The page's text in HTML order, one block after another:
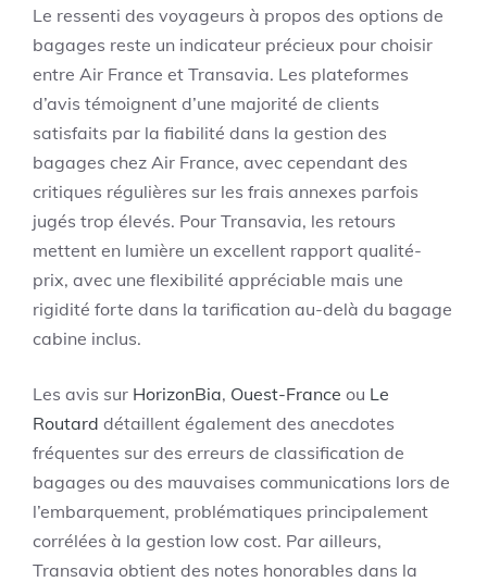
Le ressenti des voyageurs à propos des options de
bagages reste un indicateur précieux pour choisir
entre Air France et Transavia. Les plateformes
d’avis témoignent d’une majorité de clients
satisfaits par la fiabilité dans la gestion des
bagages chez Air France, avec cependant des
critiques régulières sur les frais annexes parfois
jugés trop élevés. Pour Transavia, les retours
mettent en lumière un excellent rapport qualité-
prix, avec une flexibilité appréciable mais une
rigidité forte dans la tarification au-delà du bagage
cabine inclus.
Les avis sur HorizonBia, Ouest-France ou Le
Routard détaillent également des anecdotes
fréquentes sur des erreurs de classification de
bagages ou des mauvaises communications lors de
l’embarquement, problématiques principalement
corrélées à la gestion low cost. Par ailleurs,
Transavia obtient des notes honorables dans la